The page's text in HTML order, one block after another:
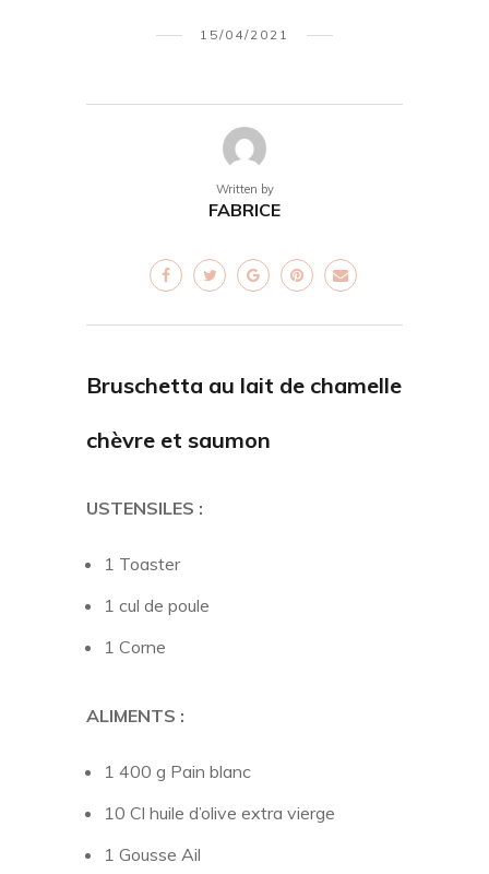
15/04/2021
Written by
FABRICE
Bruschetta au lait de chamelle
chèvre et saumon
USTENSILES :
1 Toaster
1 cul de poule
1 Corne
ALIMENTS :
1 400 g Pain blanc
10 Cl huile d’olive extra vierge
1 Gousse Ail